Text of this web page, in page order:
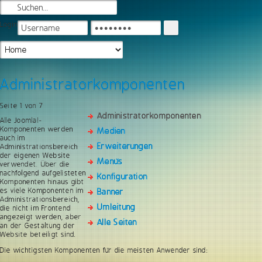
Login
Administratorkomponenten
Administratorkomponenten
Medien
Erweiterungen
Menüs
Konfiguration
Banner
Umleitung
Alle Seiten
Seite 1 von 7
Alle Joomla!-
Komponenten werden
auch im
Administrationsbereich
der eigenen Website
verwendet. Über die
nachfolgend aufgelisteten
Komponenten hinaus gibt
es viele Komponenten im
Administrationsbereich,
die nicht im Frontend
angezeigt werden, aber
an der Gestaltung der
Website beteiligt sind.
Die wichtigsten Komponenten für die meisten Anwender sind: